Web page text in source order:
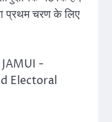
प्रथम चरण के लिए